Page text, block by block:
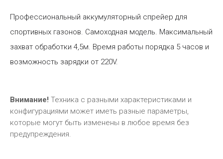
Профессиональный аккумуляторный спрейер для
спортивных газонов. Самоходная модель. Максимальный
захват обработки 4,5м. Время работы порядка 5 часов и
возможность зарядки от 220V.
Внимание! Техника с разными характеристиками и
конфигурациями может иметь разные параметры,
которые могут быть изменены в любое время без
предупреждения.